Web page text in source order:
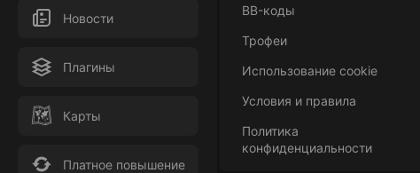
Новости
Плагины
Карты
Платное повышение
BB-коды
Трофеи
Использование cookie
Условия и правила
Политика
конфиденциальности